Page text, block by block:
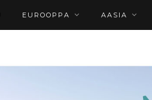
EUROOPPA AASIA